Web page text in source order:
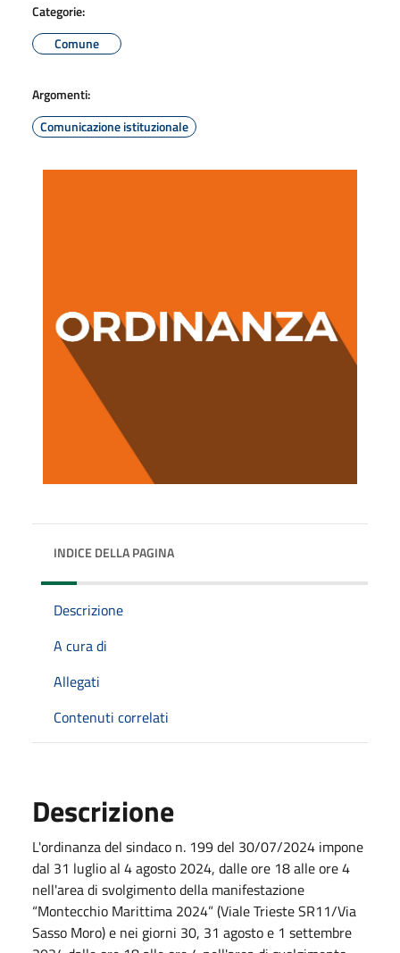
Categorie:
Comune
Argomenti:
Comunicazione istituzionale
INDICE DELLA PAGINA
Descrizione
A cura di
Allegati
Contenuti correlati
Descrizione
L'ordinanza del sindaco n. 199 del 30/07/2024 impone
dal 31 luglio al 4 agosto 2024, dalle ore 18 alle ore 4
nell'area di svolgimento della manifestazione
“Montecchio Marittima 2024” (Viale Trieste SR11/Via
Sasso Moro) e nei giorni 30, 31 agosto e 1 settembre